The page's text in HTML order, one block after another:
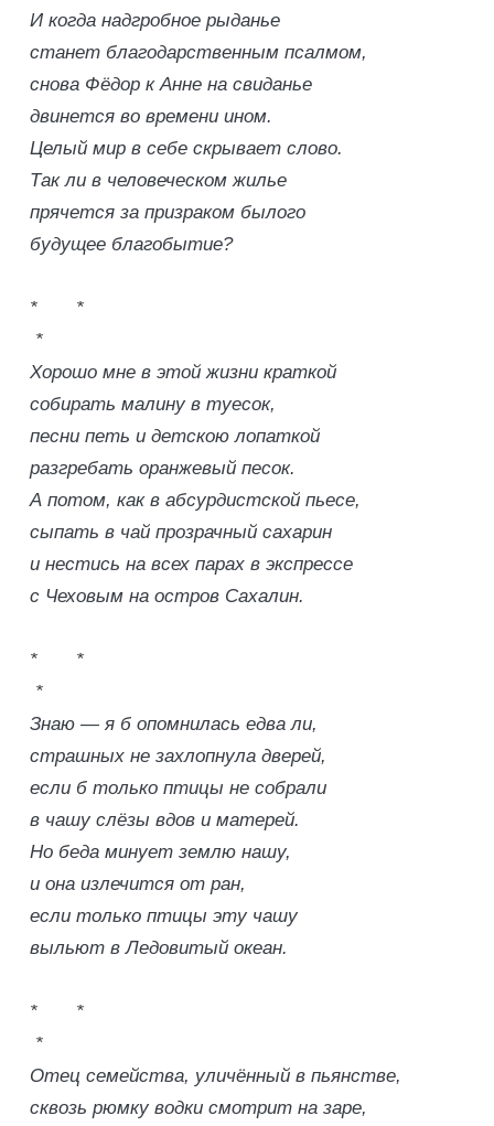
И когда надгробное рыданье
станет благодарственным псалмом,
снова Фёдор к Анне на свиданье
двинется во времени ином.
Целый мир в себе скрывает слово.
Так ли в человеческом жилье
прячется за призраком былого
будущее благобытие?
* *
*
Хорошо мне в этой жизни краткой
собирать малину в туесок,
песни петь и детскою лопаткой
разгребать оранжевый песок.
А потом, как в абсурдистской пьесе,
сыпать в чай прозрачный сахарин
и нестись на всех парах в экспрессе
с Чеховым на остров Сахалин.
* *
*
Знаю — я б опомнилась едва ли,
страшных не захлопнула дверей,
если б только птицы не собрали
в чашу слёзы вдов и матерей.
Но беда минует землю нашу,
и она излечится от ран,
если только птицы эту чашу
выльют в Ледовитый океан.
* *
*
Отец семейства, уличённый в пьянстве,
сквозь рюмку водки смотрит на заре,